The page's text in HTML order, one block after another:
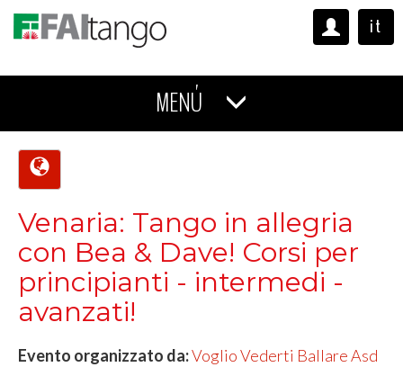
it
MENÚ
Venaria: Tango in allegria
con Bea & Dave! Corsi per
principianti - intermedi -
avanzati!
Evento organizzato da:Voglio Vederti Ballare Asd